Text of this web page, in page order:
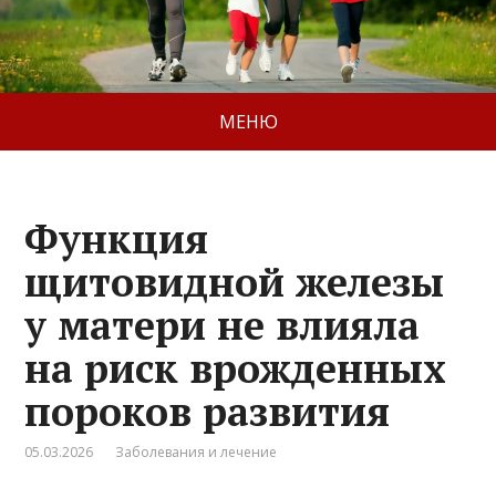
МЕНЮ
Функция
щитовидной железы
у матери не влияла
на риск врожденных
пороков развития
05.03.2026 Заболевания и лечение